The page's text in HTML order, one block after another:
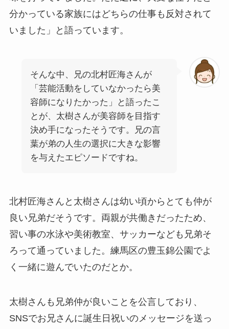
分かっている家族にはどちらの仕事も反対されて
いました」と語っています。
そんな中、兄の北村匠海さんが
「芸能活動をしていなかったら美
容師になりたかった」と語ったこ
とが、太樹さんが美容師を目指す
決め手になったそうです。兄の言
葉が弟の人生の選択に大きな影響
を与えたエピソードですね。
北村匠海さんと太樹さんは幼い頃からとても仲が
良い兄弟だそうです。両親が共働きだったため、
習い事の水泳や美術教室、サッカーなども兄弟そ
ろって通っていました。練馬区の豊玉錦公園でよ
く一緒に遊んでいたのだとか。
太樹さんも兄弟仲が良いことを公言しており、
SNSでお兄さんに誕生日祝いのメッセージを送っ